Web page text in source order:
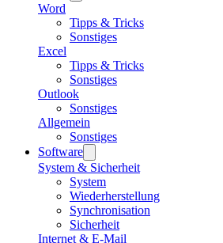
Word
Tipps & Tricks
Sonstiges
Excel
Tipps & Tricks
Sonstiges
Outlook
Sonstiges
Allgemein
Sonstiges
Software
System & Sicherheit
System
Wiederherstellung
Synchronisation
Sicherheit
Internet & E-Mail